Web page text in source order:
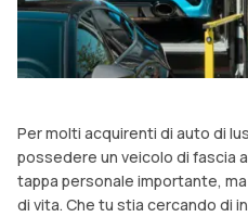
Per molti acquirenti di auto di
possedere un veicolo di fascia
tappa personale importante,
di vita. Che tu stia cercando di